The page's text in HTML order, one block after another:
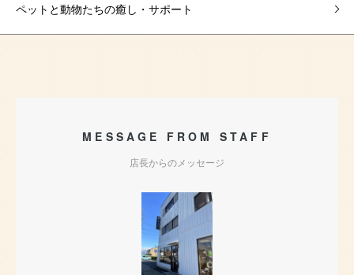
ペットと動物たちの癒し・サポート
MESSAGE FROM STAFF
店長からのメッセージ